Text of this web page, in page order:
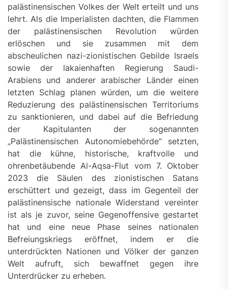
palästinensischen Volkes der Welt erteilt und uns
lehrt. Als die Imperialisten dachten, die Flammen
der palästinensischen Revolution würden
erlöschen und sie zusammen mit dem
abscheulichen nazi-zionistischen Gebilde Israels
sowie der lakaienhaften Regierung Saudi-
Arabiens und anderer arabischer Länder einen
letzten Schlag planen würden, um die weitere
Reduzierung des palästinensischen Territoriums
zu sanktionieren, und dabei auf die Befriedung
der Kapitulanten der sogenannten
„Palästinensischen Autonomiebehörde“ setzten,
hat die kühne, historische, kraftvolle und
ohrenbetäubende Al-Aqsa-Flut vom 7. Oktober
2023 die Säulen des zionistischen Satans
erschüttert und gezeigt, dass im Gegenteil der
palästinensische nationale Widerstand vereinter
ist als je zuvor, seine Gegenoffensive gestartet
hat und eine neue Phase seines nationalen
Befreiungskriegs eröffnet, indem er die
unterdrückten Nationen und Völker der ganzen
Welt aufruft, sich bewaffnet gegen ihre
Unterdrücker zu erheben.